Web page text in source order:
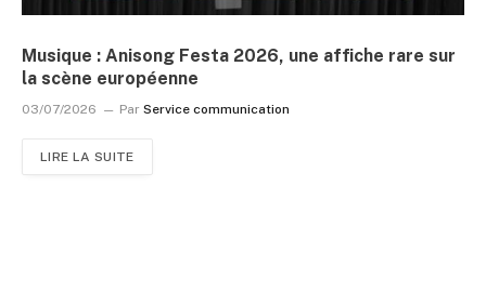
Musique : Anisong Festa 2026, une affiche rare sur
la scène européenne
03/07/2026 Par Service communication
LIRE LA SUITE